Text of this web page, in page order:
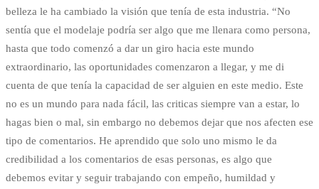
belleza le ha cambiado la visión que tenía de esta industria. “No
sentía que el modelaje podría ser algo que me llenara como persona,
hasta que todo comenzó a dar un giro hacia este mundo
extraordinario, las oportunidades comenzaron a llegar, y me di
cuenta de que tenía la capacidad de ser alguien en este medio. Este
no es un mundo para nada fácil, las criticas siempre van a estar, lo
hagas bien o mal, sin embargo no debemos dejar que nos afecten ese
tipo de comentarios. He aprendido que solo uno mismo le da
credibilidad a los comentarios de esas personas, es algo que
debemos evitar y seguir trabajando con empeño, humildad y